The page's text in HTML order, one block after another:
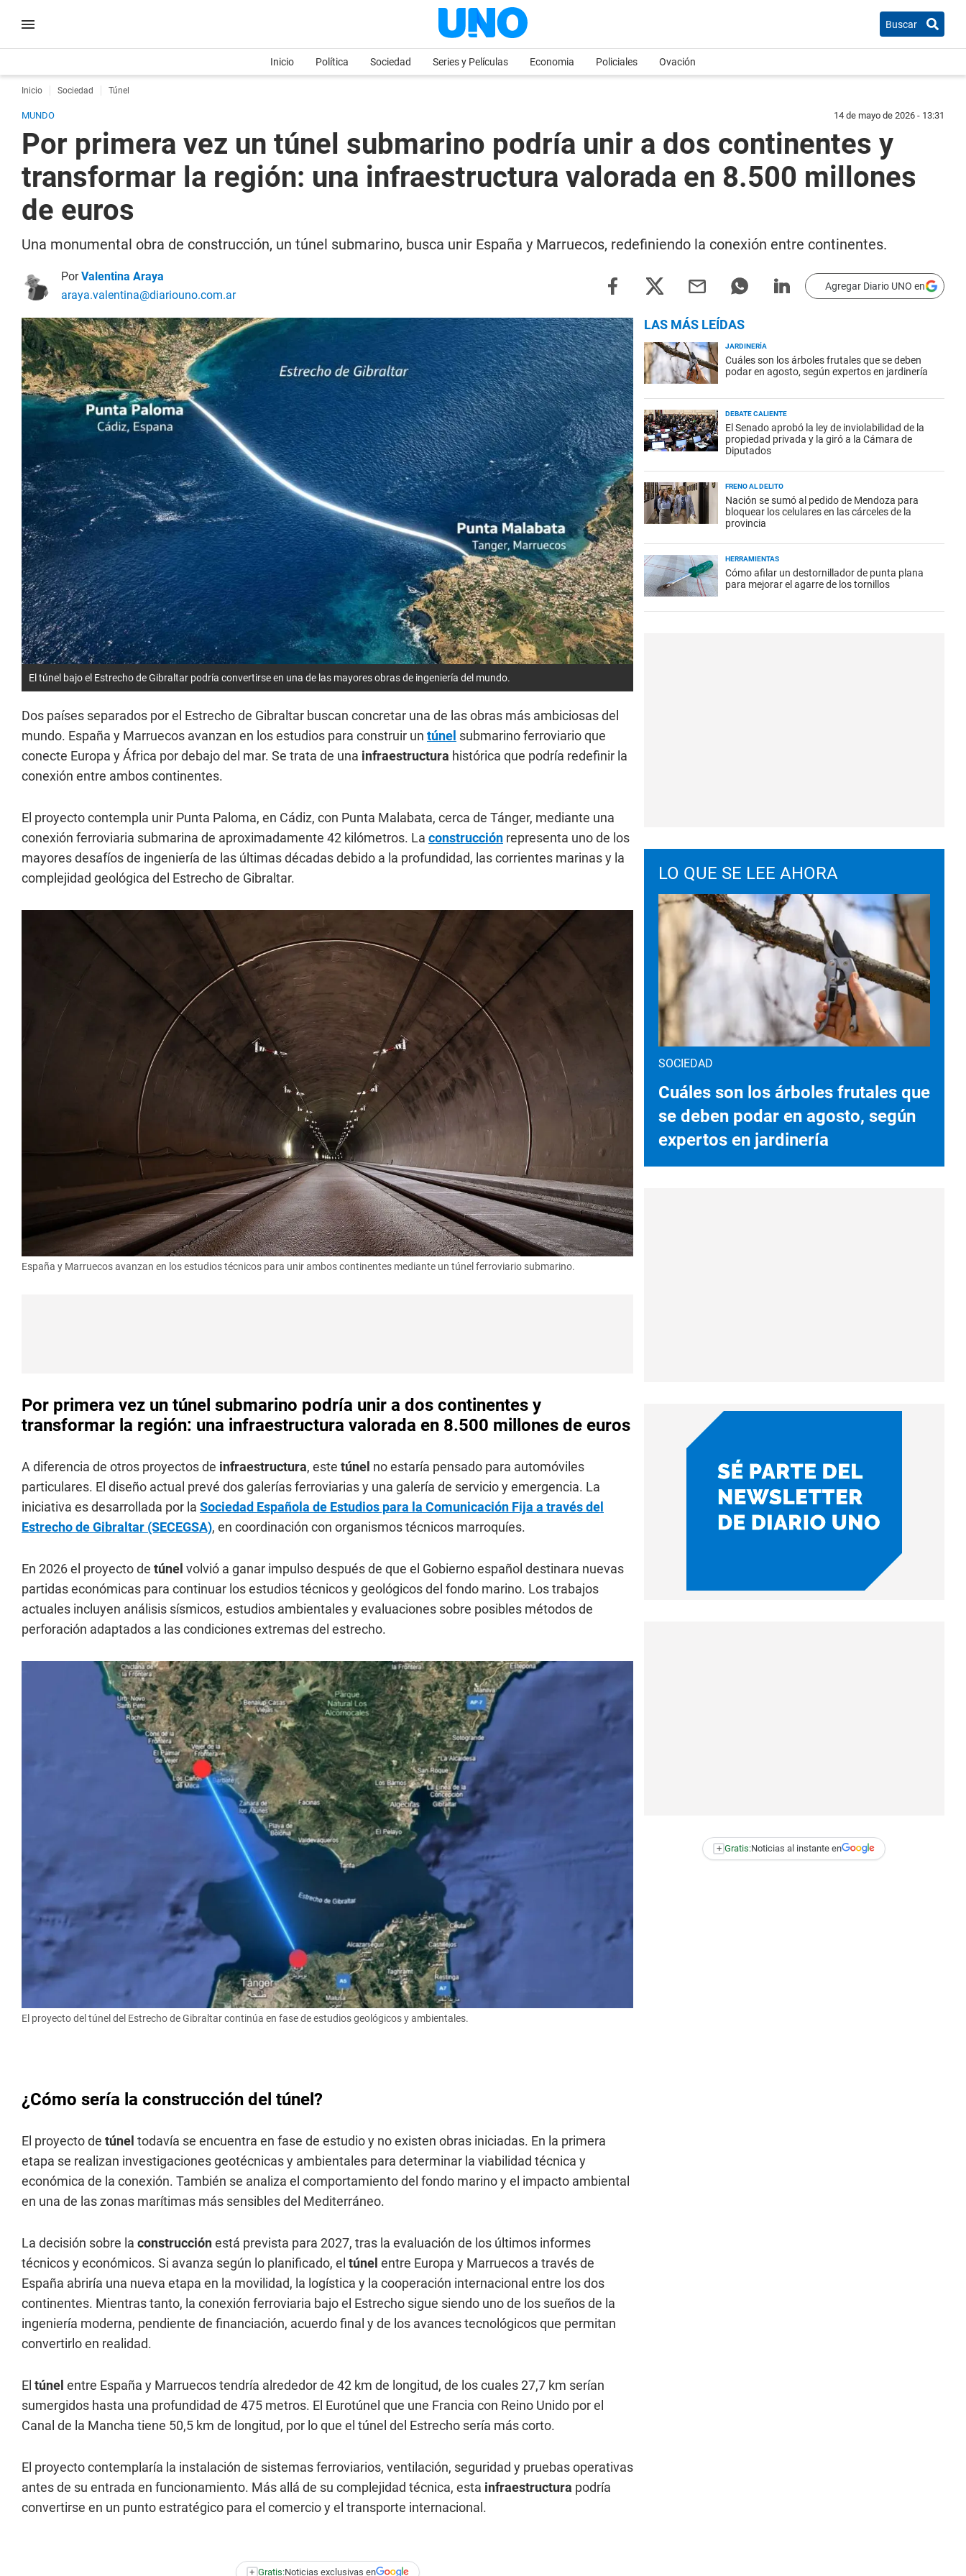
Buscar
Inicio Política Sociedad Series y Películas Economia Policiales Ovación
Inicio Sociedad Túnel
MUNDO 14 de mayo de 2026 - 13:31
Por primera vez un túnel submarino podría unir a dos continentes y
transformar la región: una infraestructura valorada en 8.500 millones
de euros
Una monumental obra de construcción, un túnel submarino, busca unir España y Marruecos, redefiniendo la conexión entre continentes.
PorValentina Araya
araya.valentina@diariouno.com.ar
Agregar Diario UNO en
El túnel bajo el Estrecho de Gibraltar podría convertirse en una de las mayores obras de ingeniería del mundo.
Dos países separados por el Estrecho de Gibraltar buscan concretar una de las obras más ambiciosas del
mundo. España y Marruecos avanzan en los estudios para construir un túnel submarino ferroviario que
conecte Europa y África por debajo del mar. Se trata de una infraestructura histórica que podría redefinir la
conexión entre ambos continentes.
El proyecto contempla unir Punta Paloma, en Cádiz, con Punta Malabata, cerca de Tánger, mediante una
conexión ferroviaria submarina de aproximadamente 42 kilómetros. La construcción representa uno de los
mayores desafíos de ingeniería de las últimas décadas debido a la profundidad, las corrientes marinas y la
complejidad geológica del Estrecho de Gibraltar.
España y Marruecos avanzan en los estudios técnicos para unir ambos continentes mediante un túnel ferroviario submarino.
Por primera vez un túnel submarino podría unir a dos continentes y
transformar la región: una infraestructura valorada en 8.500 millones de euros
A diferencia de otros proyectos de infraestructura, este túnel no estaría pensado para automóviles
particulares. El diseño actual prevé dos galerías ferroviarias y una galería de servicio y emergencia. La
iniciativa es desarrollada por la Sociedad Española de Estudios para la Comunicación Fija a través del
Estrecho de Gibraltar (SECEGSA), en coordinación con organismos técnicos marroquíes.
En 2026 el proyecto de túnel volvió a ganar impulso después de que el Gobierno español destinara nuevas
partidas económicas para continuar los estudios técnicos y geológicos del fondo marino. Los trabajos
actuales incluyen análisis sísmicos, estudios ambientales y evaluaciones sobre posibles métodos de
perforación adaptados a las condiciones extremas del estrecho.
El proyecto del túnel del Estrecho de Gibraltar continúa en fase de estudios geológicos y ambientales.
¿Cómo sería la construcción del túnel?
El proyecto de túnel todavía se encuentra en fase de estudio y no existen obras iniciadas. En la primera
etapa se realizan investigaciones geotécnicas y ambientales para determinar la viabilidad técnica y
económica de la conexión. También se analiza el comportamiento del fondo marino y el impacto ambiental
en una de las zonas marítimas más sensibles del Mediterráneo.
La decisión sobre la construcciónestá prevista para 2027, tras la evaluación de los últimos informes
técnicos y económicos. Si avanza según lo planificado, el túnel entre Europa y Marruecos a través de
España abriría una nueva etapa en la movilidad, la logística y la cooperación internacional entre los dos
continentes. Mientras tanto, la conexión ferroviaria bajo el Estrecho sigue siendo uno de los sueños de la
ingeniería moderna, pendiente de financiación, acuerdo final y de los avances tecnológicos que permitan
convertirlo en realidad.
El túnel entre España y Marruecos tendría alrededor de 42 km de longitud, de los cuales 27,7 km serían
sumergidos hasta una profundidad de 475 metros. El Eurotúnel que une Francia con Reino Unido por el
Canal de la Mancha tiene 50,5 km de longitud, por lo que el túnel del Estrecho sería más corto.
El proyecto contemplaría la instalación de sistemas ferroviarios, ventilación, seguridad y pruebas operativas
antes de su entrada en funcionamiento. Más allá de su complejidad técnica, esta infraestructura podría
convertirse en un punto estratégico para el comercio y el transporte internacional.
+ Gratis:Noticias exclusivas en
LAS MÁS LEÍDAS
JARDINERÍA
Cuáles son los árboles frutales que se deben
podar en agosto, según expertos en jardinería
DEBATE CALIENTE
El Senado aprobó la ley de inviolabilidad de la
propiedad privada y la giró a la Cámara de
Diputados
FRENO AL DELITO
Nación se sumó al pedido de Mendoza para
bloquear los celulares en las cárceles de la
provincia
HERRAMIENTAS
Cómo afilar un destornillador de punta plana
para mejorar el agarre de los tornillos
LO QUE SE LEE AHORA
SOCIEDAD
Cuáles son los árboles frutales que
se deben podar en agosto, según
expertos en jardinería
+ Gratis:Noticias al instante en